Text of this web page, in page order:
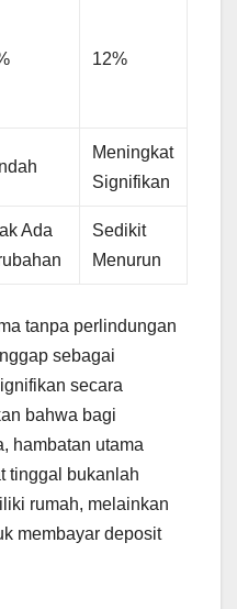
12%
Meningkat
Signifikan
Ada
Sedikit
Menurun
tanpa perlindungan
sebagai
secara
bahwa bagi
hambatan utama
tinggal bukanlah
rumah, melainkan
membayar deposit